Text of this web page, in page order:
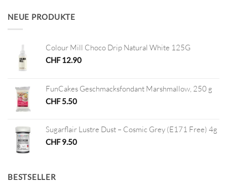
NEUE PRODUKTE
Colour Mill Choco Drip Natural White 125G
CHF12.90
FunCakes Geschmacksfondant Marshmallow, 250 g
CHF5.50
Sugarflair Lustre Dust – Cosmic Grey (E171 Free) 4g
CHF9.50
BESTSELLER